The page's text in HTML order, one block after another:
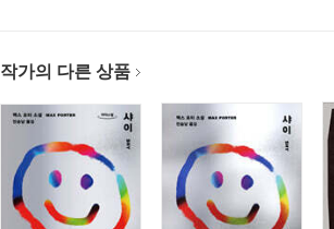
작가의 다른 상품